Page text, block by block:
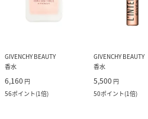
GIVENCHY BEAUTY
香水
6,160 円
56ポイント(1倍)
GIVENCHY BEAUTY
香水
5,500 円
50ポイント(1倍)